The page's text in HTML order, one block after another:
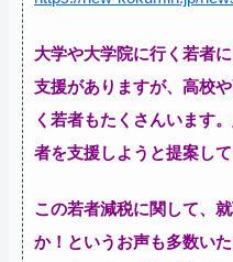
大学や大学院に行く若者
支援がありますが、高校
く若者もたくさんいます
者を支援しようと提案して
この若者減税に関して、
か！というお声も多数い